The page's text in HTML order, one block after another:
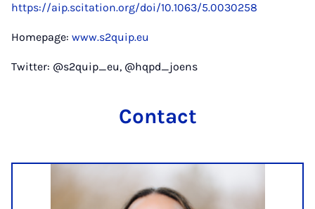
https://aip.scitation.org/doi/10.1063/5.0030258
Homepage: www.s2quip.eu
Twitter: @s2quip_eu, @hqpd_joens
Contact